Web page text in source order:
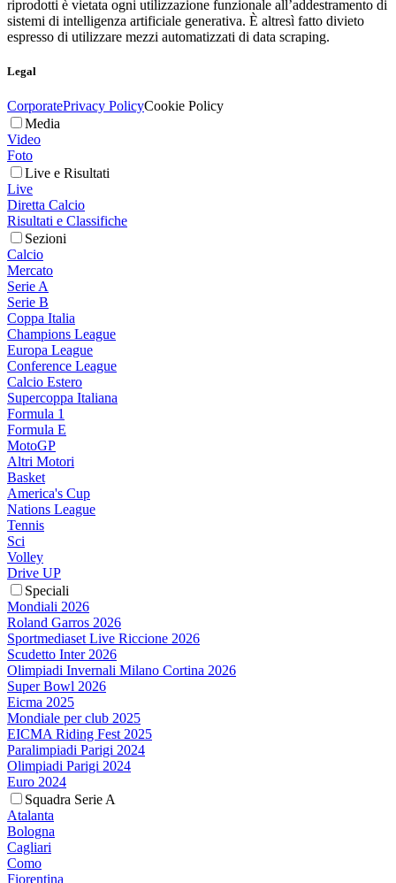
riprodotti è vietata ogni utilizzazione funzionale all’addestramento di
sistemi di intelligenza artificiale generativa. È altresì fatto divieto
espresso di utilizzare mezzi automatizzati di data scraping.
Legal
CorporatePrivacy PolicyCookie Policy
Media
Video
Foto
Live e Risultati
Live
Diretta Calcio
Risultati e Classifiche
Sezioni
Calcio
Mercato
Serie A
Serie B
Coppa Italia
Champions League
Europa League
Conference League
Calcio Estero
Supercoppa Italiana
Formula 1
Formula E
MotoGP
Altri Motori
Basket
America's Cup
Nations League
Tennis
Sci
Volley
Drive UP
Speciali
Mondiali 2026
Roland Garros 2026
Sportmediaset Live Riccione 2026
Scudetto Inter 2026
Olimpiadi Invernali Milano Cortina 2026
Super Bowl 2026
Eicma 2025
Mondiale per club 2025
EICMA Riding Fest 2025
Paralimpiadi Parigi 2024
Olimpiadi Parigi 2024
Euro 2024
Squadra Serie A
Atalanta
Bologna
Cagliari
Como
Fiorentina